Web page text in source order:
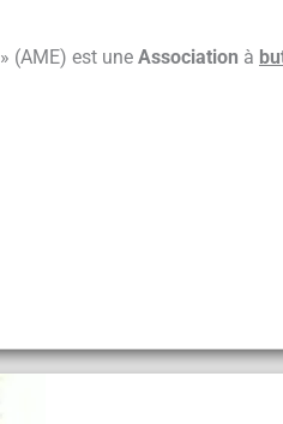
» (AME) est une Association à